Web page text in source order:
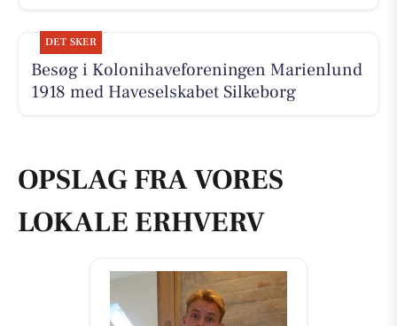
DET SKER
Besøg i Kolonihaveforeningen Marienlund
1918 med Haveselskabet Silkeborg
OPSLAG FRA VORES
LOKALE ERHVERV